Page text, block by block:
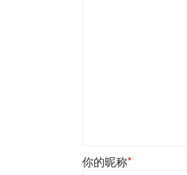
你的昵称*